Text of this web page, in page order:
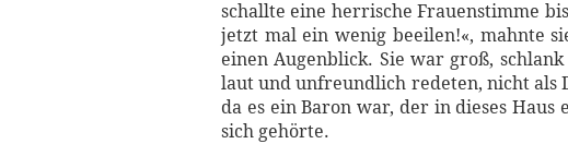
schallte eine herrische Frauenstimme
jetzt mal ein wenig beeilen!«, mahnte
einen Augenblick. Sie war groß,
laut und unfreundlich redeten, nicht als
da es ein Baron war, der in dieses Haus
sich gehörte.